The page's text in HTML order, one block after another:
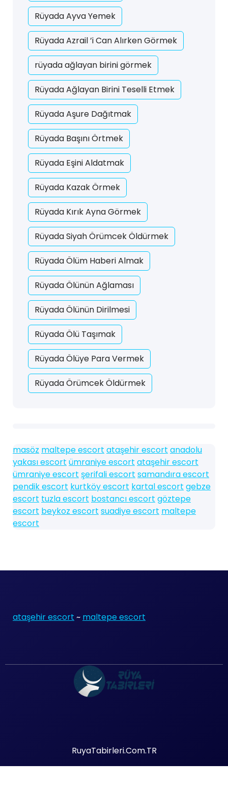
Rüyada Ayva Yemek
Rüyada Azrail ’i Can Alırken Görmek
rüyada ağlayan birini görmek
Rüyada Ağlayan Birini Teselli Etmek
Rüyada Aşure Dağıtmak
Rüyada Başını Örtmek
Rüyada Eşini Aldatmak
Rüyada Kazak Örmek
Rüyada Kırık Ayna Görmek
Rüyada Siyah Örümcek Öldürmek
Rüyada Ölüm Haberi Almak
Rüyada Ölünün Ağlaması
Rüyada Ölünün Dirilmesi
Rüyada Ölü Taşımak
Rüyada Ölüye Para Vermek
Rüyada Örümcek Öldürmek
masöz maltepe escort ataşehir escort anadolu
yakası escort ümraniye escort ataşehir escort
ümraniye escort şerifali escort samandıra escort
pendik escort kurtköy escort kartal escort gebze
escort tuzla escort bostancı escort göztepe
escort beykoz escort suadiye escort maltepe
escort
ataşehir escort ~ maltepe escort
RuyaTabirleri.Com.TR